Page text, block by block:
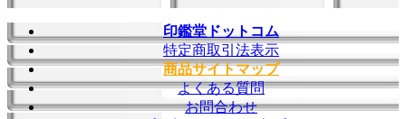
印鑑堂ドットコム
特定商取引法表示
商品サイトマップ
よくある質問
お問合わせ